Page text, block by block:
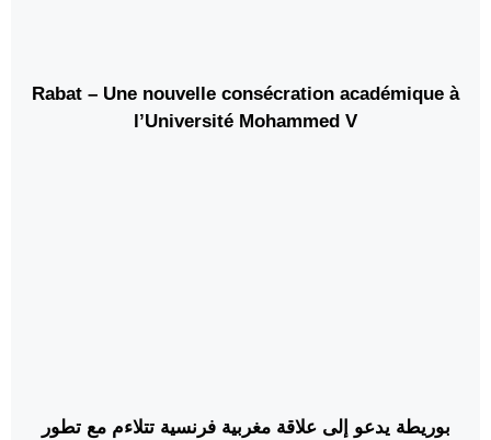
Rabat – Une nouvelle consécration académique à
l’Université Mohammed V
بوريطة يدعو إلى علاقة مغربية فرنسية تتلاءم مع تطور